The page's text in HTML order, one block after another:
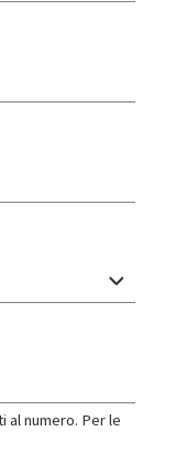
al numero. Per le